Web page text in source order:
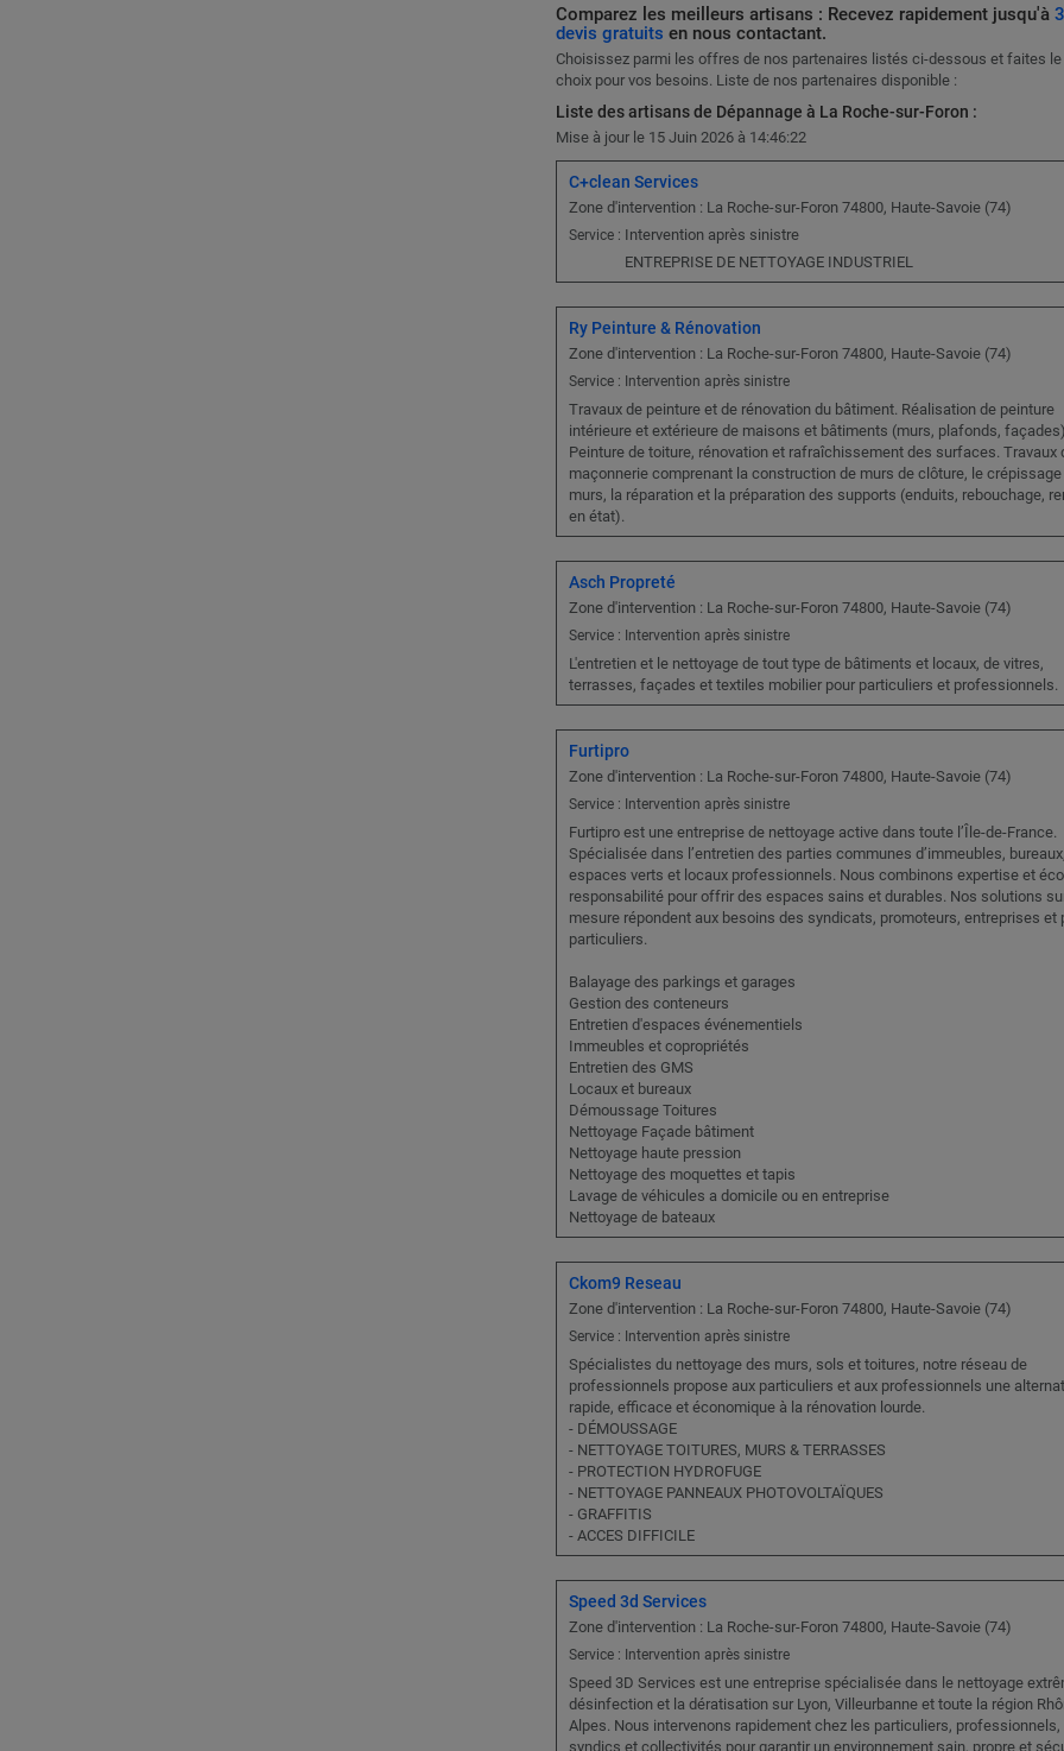
Comparez les meilleurs artisans : Recevez rapidement jusqu'à 3
devis gratuits en nous contactant.
Choisissez parmi les offres de nos partenaires listés ci-dessous et faites
choix pour vos besoins. Liste de nos partenaires disponible :
Liste des artisans de Dépannage à La Roche-sur-Foron :
Mise à jour le 15 Juin 2026 à 14:46:22
C+clean Services
Zone d'intervention : La Roche-sur-Foron 74800, Haute-Savoie (74)
Service : Intervention après sinistre
ENTREPRISE DE NETTOYAGE INDUSTRIEL
Ry Peinture & Rénovation
Zone d'intervention : La Roche-sur-Foron 74800, Haute-Savoie (74)
Service : Intervention après sinistre
Travaux de peinture et de rénovation du bâtiment. Réalisation de peinture
intérieure et extérieure de maisons et bâtiments (murs, plafonds,
Peinture de toiture, rénovation et rafraîchissement des surfaces. Travaux
maçonnerie comprenant la construction de murs de clôture, le crépissage
murs, la réparation et la préparation des supports (enduits, rebouchage,
en état).
Asch Propreté
Zone d'intervention : La Roche-sur-Foron 74800, Haute-Savoie (74)
Service : Intervention après sinistre
L'entretien et le nettoyage de tout type de bâtiments et locaux, de vitres,
terrasses, façades et textiles mobilier pour particuliers et professionnels.
Furtipro
Zone d'intervention : La Roche-sur-Foron 74800, Haute-Savoie (74)
Service : Intervention après sinistre
Furtipro est une entreprise de nettoyage active dans toute l’Île-de-France.
Spécialisée dans l’entretien des parties communes d’immeubles,
espaces verts et locaux professionnels. Nous combinons expertise et éco
responsabilité pour offrir des espaces sains et durables. Nos solutions
mesure répondent aux besoins des syndicats, promoteurs, entreprises et
particuliers.
Balayage des parkings et garages
Gestion des conteneurs
Entretien d'espaces événementiels
Immeubles et copropriétés
Entretien des GMS
Locaux et bureaux
Démoussage Toitures
Nettoyage Façade bâtiment
Nettoyage haute pression
Nettoyage des moquettes et tapis
Lavage de véhicules a domicile ou en entreprise
Nettoyage de bateaux
Ckom9 Reseau
Zone d'intervention : La Roche-sur-Foron 74800, Haute-Savoie (74)
Service : Intervention après sinistre
Spécialistes du nettoyage des murs, sols et toitures, notre réseau de
professionnels propose aux particuliers et aux professionnels une
rapide, efficace et économique à la rénovation lourde.
- DÉMOUSSAGE
- NETTOYAGE TOITURES, MURS & TERRASSES
- PROTECTION HYDROFUGE
- NETTOYAGE PANNEAUX PHOTOVOLTAÏQUES
- GRAFFITIS
- ACCES DIFFICILE
Speed 3d Services
Zone d'intervention : La Roche-sur-Foron 74800, Haute-Savoie (74)
Service : Intervention après sinistre
Speed 3D Services est une entreprise spécialisée dans le nettoyage
désinfection et la dératisation sur Lyon, Villeurbanne et toute la région
Alpes. Nous intervenons rapidement chez les particuliers, professionnels,
syndics et collectivités pour garantir un environnement sain, propre et